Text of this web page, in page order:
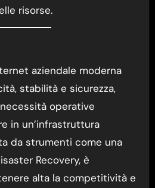
risorse.
aziendale moderna
stabilità e sicurezza,
operative
in un’infrastruttura
da strumenti come una
Recovery, è
alta la competitività e